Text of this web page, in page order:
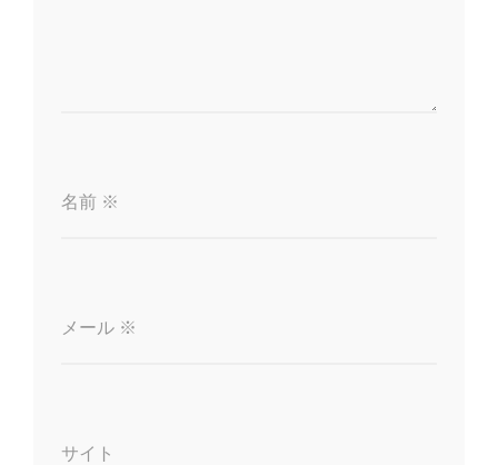
名前 ※
メール ※
サイト